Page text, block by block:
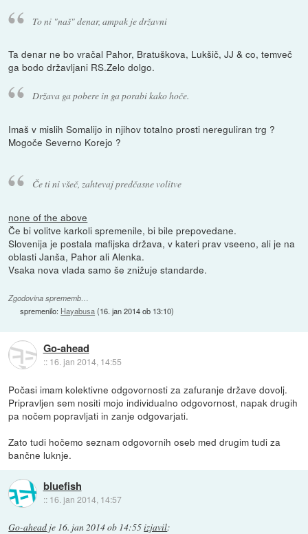
To ni "naš" denar, ampak je državni
Ta denar ne bo vračal Pahor, Bratuškova, Lukšič, JJ & co, temveč
ga bodo državljani RS.Zelo dolgo.
Država ga pobere in ga porabi kako hoče.
Imaš v mislih Somalijo in njihov totalno prosti nereguliran trg ?
Mogoče Severno Korejo ?
Če ti ni všeč, zahtevaj predčasne volitve
none of the above
Če bi volitve karkoli spremenile, bi bile prepovedane.
Slovenija je postala mafijska država, v kateri prav vseeno, ali je na
oblasti Janša, Pahor ali Alenka.
Vsaka nova vlada samo še znižuje standarde.
Zgodovina sprememb…
spremenilo: Hayabusa(16. jan 2014 ob 13:10)
Go-ahead
:: 16. jan 2014, 14:55
Počasi imam kolektivne odgovornosti za zafuranje države dovolj.
Pripravljen sem nositi mojo individualno odgovornost, napak drugih
pa nočem popravljati in zanje odgovarjati.
Zato tudi hočemo seznam odgovornih oseb med drugim tudi za
bančne luknje.
bluefish
:: 16. jan 2014, 14:57
Go-ahead je 16. jan 2014 ob 14:55izjavil: